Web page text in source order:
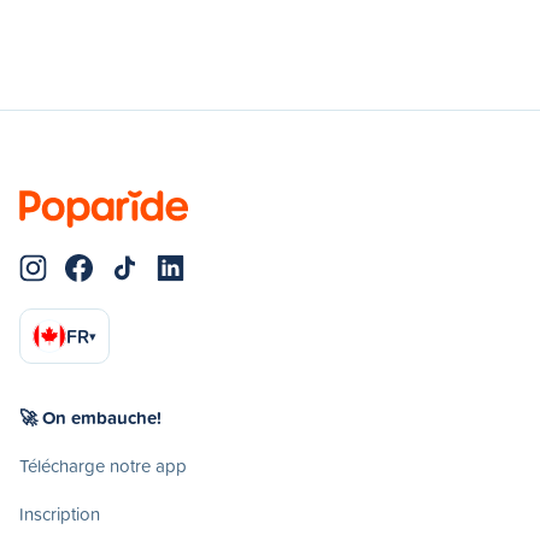
FR▾
🚀 On embauche!
Télécharge notre app
Inscription